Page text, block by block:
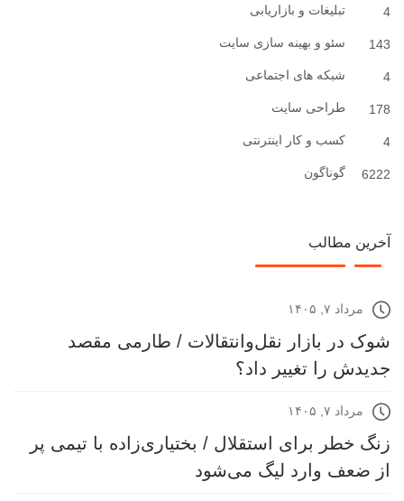
4 تبلیغات و بازاریابی
143 سئو و بهینه سازی سایت
4 شبکه های اجتماعی
178 طراحی سایت
4 کسب و کار اینترنتی
6222 گوناگون
آخرین مطالب
مرداد ۷, ۱۴۰۵
شوک در بازار نقل‌وانتقالات / طارمی مقصد
جدیدش را تغییر داد؟
مرداد ۷, ۱۴۰۵
زنگ خطر برای استقلال / بختیاری‌زاده با تیمی پر
از ضعف وارد لیگ می‌شود